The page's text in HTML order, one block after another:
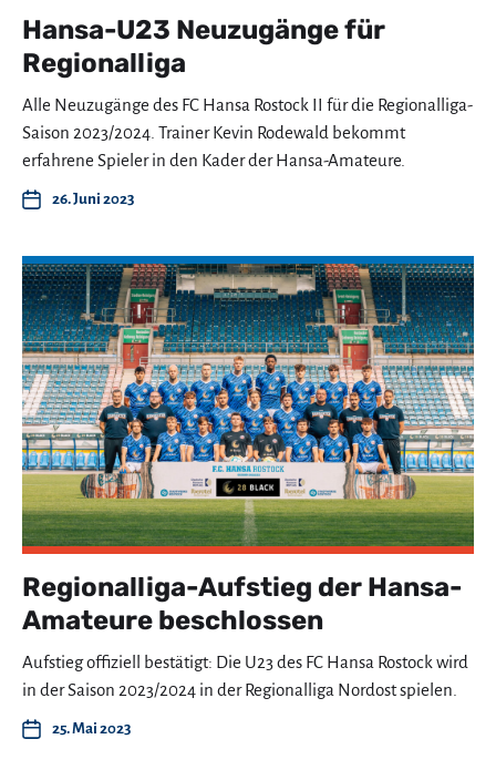
Hansa-U23 Neuzugänge für
Regionalliga
Alle Neuzugänge des FC Hansa Rostock II für die Regionalliga-
Saison 2023/2024. Trainer Kevin Rodewald bekommt
erfahrene Spieler in den Kader der Hansa-Amateure.
26. Juni 2023
Regionalliga-Aufstieg der Hansa-
Amateure beschlossen
Aufstieg offiziell bestätigt: Die U23 des FC Hansa Rostock wird
in der Saison 2023/2024 in der Regionalliga Nordost spielen.
25. Mai 2023